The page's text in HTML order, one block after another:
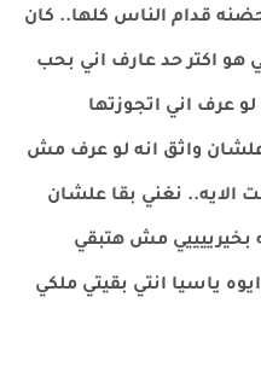
قدام الناس كلها.. كان
هو اكتر حد عارف اني بحب
لو عرف اني اتجوزتها
واثق انه لو عرف مش
الايه.. نغني بقا علشان
بخيرييييي مش هتبقي
ياسيا انتي بقيتي ملكي